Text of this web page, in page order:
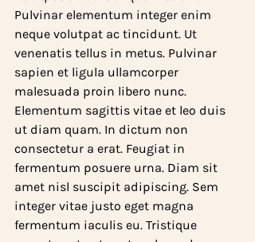
Pulvinar elementum integer enim
neque volutpat ac tincidunt. Ut
venenatis tellus in metus. Pulvinar
sapien et ligula ullamcorper
malesuada proin libero nunc.
Elementum sagittis vitae et leo duis
ut diam quam. In dictum non
consectetur a erat. Feugiat in
fermentum posuere urna. Diam sit
amet nisl suscipit adipiscing. Sem
integer vitae justo eget magna
fermentum iaculis eu. Tristique